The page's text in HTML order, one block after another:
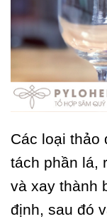
Các loại
tách phần lá,
và xay thành
định, sau đó